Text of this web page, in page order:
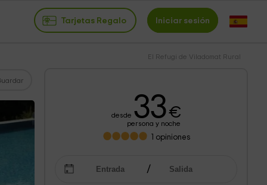
Tarjetas Regalo Iniciar sesión
El Refugi de Viladomat Rural
desde 33€
persona y noche
1 opiniones